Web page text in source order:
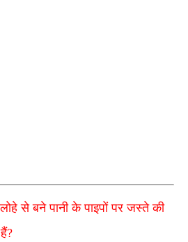
से बने पानी के पाइपों पर जस्ते की